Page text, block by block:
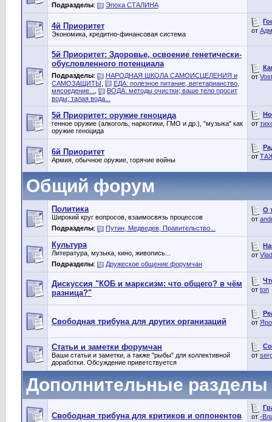
Подразделы: Эпоха СТАЛИНА
4й Приоритет
Экономика, кредитно-финансовая система
от
5й Приоритет: Здоровье, освоение генетически-
обусловленного потенциала
Подразделы:
НАРОДНАЯ ШКОЛА САМОИСЦЕЛЕНИЯ и
САМОЗАЩИТЫ
ЕДА: полезное питание, вегетарианство,
мясоедение...
ВОДА: методы очистки; ваше тело просит
воды; талая вода...
от
5й Приоритет: оружие геноцида
генное оружие (алкоголь, наркотики, ГМО и др.), "музыка" как
оружие геноцида
от
6й Приоритет
Армия, обычное оружие, горячие войны
от
Общий форум
Политика
Широкий круг вопросов, взаимосвязь процессов
Подразделы: Путин, Медведев, Правительство...
О
от
Культура
Литература, музыка, кино, живопись...
Подразделы: Дружеское общение форумчан
от
Дискуссия "КОБ и марксизм: что общего? в чём
разница?"
от ton
Свободная трибуна для других организаций
от
Статьи и заметки форумчан
Ваши статьи и заметки, а также "рыбы" для коллективной
доработки. Обсуждение приветствуется
от
Дополнительные разделы
Свободная трибуна для критиков и оппонентов
от -